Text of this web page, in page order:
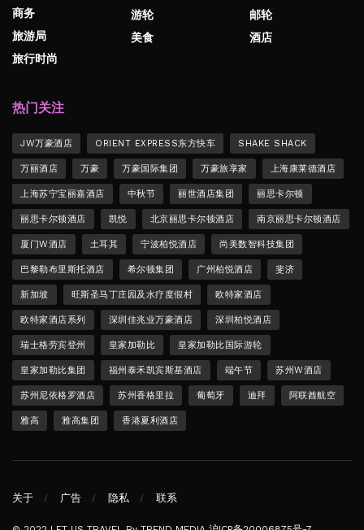
商务
旅游局
旅行时尚
游轮
美食
邮轮
酒店
热门关注
JW万豪酒店 ORIENT EXPRESS东方快车 SHAKE SHACK
万丽酒店 万豪 万豪国际集团 万豪旅享家 上海康莱德酒店
上海苏宁宝丽嘉酒店 中秋节 丽世酒店集团 丽思卡尔顿
丽思卡尔顿酒店 凯悦 北京丽思卡尔顿酒店 南京丽思卡尔顿酒店
厦门W酒店 土耳其 宁波柏悦酒店 尚美数智科技集团
巴黎勒布里斯托酒店 希尔顿集团 广州柏悦酒店 斐济
新加坡 旺斯圣马丁庄园及水疗度假村 欧特家酒店
欧特家酒店系列 深圳佳兆业万豪酒店 深圳柏悦酒店
瑞士格劳宾登州 皇家加勒比 皇家加勒比国际游轮
皇家加勒比集团 福州泰禾凯宾斯基酒店 端午节 苏州W酒店
苏州尼依格罗酒店 苏州香格里拉 葡萄牙 迪拜 阿联酋航空
雅高 雅高集团 香港夏利酒店
关于 广告 隐私 联系